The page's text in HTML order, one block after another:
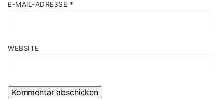
E-MAIL-ADRESSE *
WEBSITE